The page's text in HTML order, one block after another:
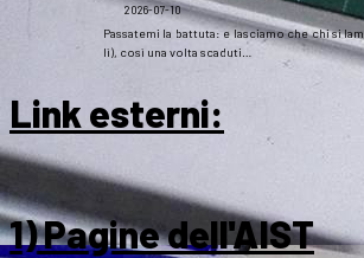
2026-07-10
Passatemi la battuta: e lasciamo che chi si
lì), così una volta scaduti…
Link esterni:
1) Pagine dell'AIST